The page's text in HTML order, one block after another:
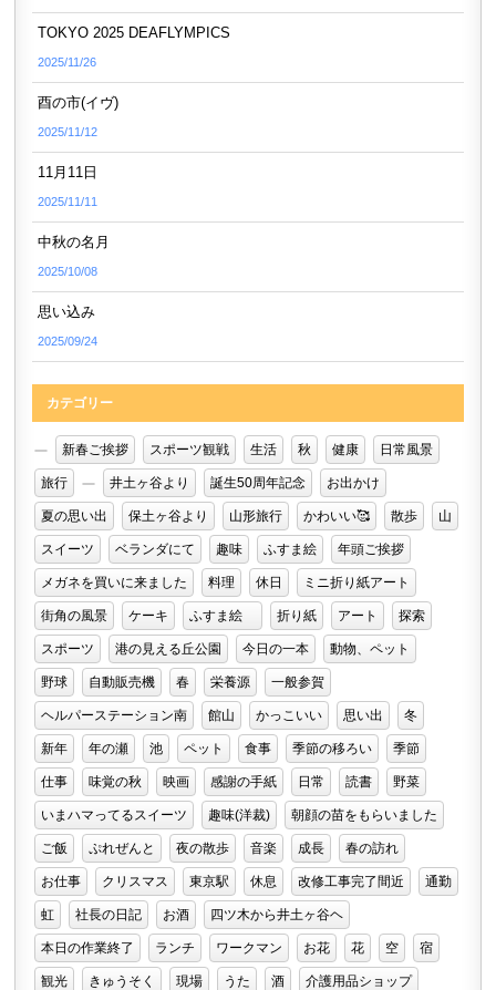
TOKYO 2025 DEAFLYMPICS
2025/11/26
酉の市(イヴ)
2025/11/12
11月11日
2025/11/11
中秋の名月
2025/10/08
思い込み
2025/09/24
カテゴリー
新春ご挨拶 スポーツ観戦 生活 秋 健康 日常風景
旅行 井土ヶ谷より 誕生50周年記念 お出かけ
夏の思い出 保土ヶ谷より 山形旅行 かわいい🥰 散歩 山
スイーツ ベランダにて 趣味 ふすま絵 年頭ご挨拶
メガネを買いに来ました 料理 休日 ミニ折り紙アート
街角の風景 ケーキ ふすま絵 折り紙 アート 探索
スポーツ 港の見える丘公園 今日の一本 動物、ペット
野球 自動販売機 春 栄養源 一般参賀
ヘルパーステーション南 館山 かっこいい 思い出 冬
新年 年の瀬 池 ペット 食事 季節の移ろい 季節
仕事 味覚の秋 映画 感謝の手紙 日常 読書 野菜
いまハマってるスイーツ 趣味(洋裁) 朝顔の苗をもらいました
ご飯 ぷれぜんと 夜の散歩 音楽 成長 春の訪れ
お仕事 クリスマス 東京駅 休息 改修工事完了間近 通勤
虹 社長の日記 お酒 四ツ木から井土ヶ谷ヘ
本日の作業終了 ランチ ワークマン お花 花 空 宿
観光 きゅうそく 現場 うた 酒 介護用品ショップ